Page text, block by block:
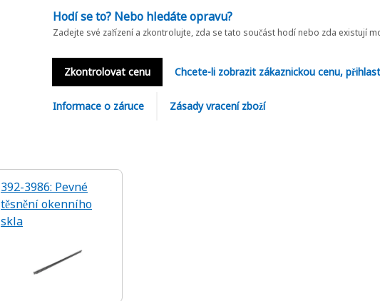
Hodí se to? Nebo hledáte opravu?
Zadejte své zařízení a zkontrolujte, zda se tato součást hodí nebo zda existují
Zkontrolovat cenu Chcete-li zobrazit zákaznickou cenu,
Informace o záruce Zásady vracení zboží
392-3986: Pevné
těsnění okenního
skla